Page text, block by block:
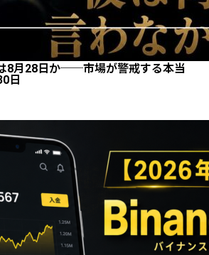
8月28日か──市場が警戒する本当
日